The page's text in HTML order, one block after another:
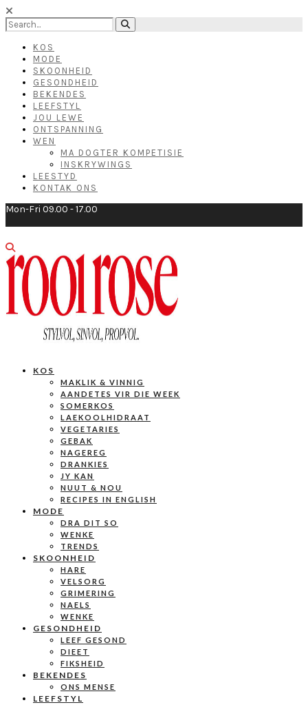
KOS
MODE
SKOONHEID
GESONDHEID
BEKENDES
LEEFSTYL
JOU LEWE
ONTSPANNING
WEN
MA DOGTER KOMPETISIE
INSKRYWINGS
LEESTYD
KONTAK ONS
Mon-Fri 09.00 - 17.00
KOS
MAKLIK & VINNIG
AANDETES VIR DIE WEEK
SOMERKOS
LAEKOOLHIDRAAT
VEGETARIES
GEBAK
NAGEREG
DRANKIES
JY KAN
NUUT & NOU
RECIPES IN ENGLISH
MODE
DRA DIT SO
WENKE
TRENDS
SKOONHEID
HARE
VELSORG
GRIMERING
NAELS
WENKE
GESONDHEID
LEEF GESOND
DIEET
FIKSHEID
BEKENDES
ONS MENSE
LEEFSTYL